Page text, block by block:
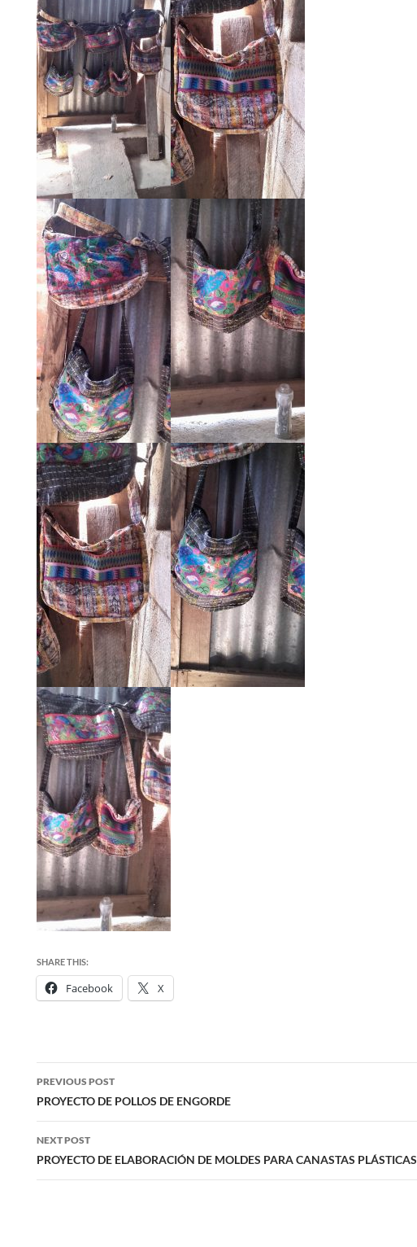
SHARE THIS:
Facebook X
Post
navigation
PREVIOUS POST
PROYECTO DE POLLOS DE ENGORDE
NEXT POST
PROYECTO DE ELABORACIÓN DE MOLDES PARA CANASTAS PLÁSTICAS